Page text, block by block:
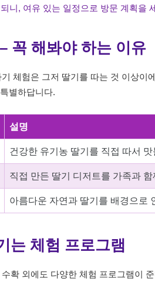
니, 여유 있는 일정으로 방문 계획을
꼭 해봐야 하는 이유
체험은 그저 딸기를 따는 것 이상이
별하답니다.
설명
건강한 유기농 딸기를 직접 따서 맛
직접 만든 딸기 디저트를 가족과
아름다운 자연과 딸기를 배경으로
는 체험 프로그램
확 외에도 다양한 체험 프로그램이